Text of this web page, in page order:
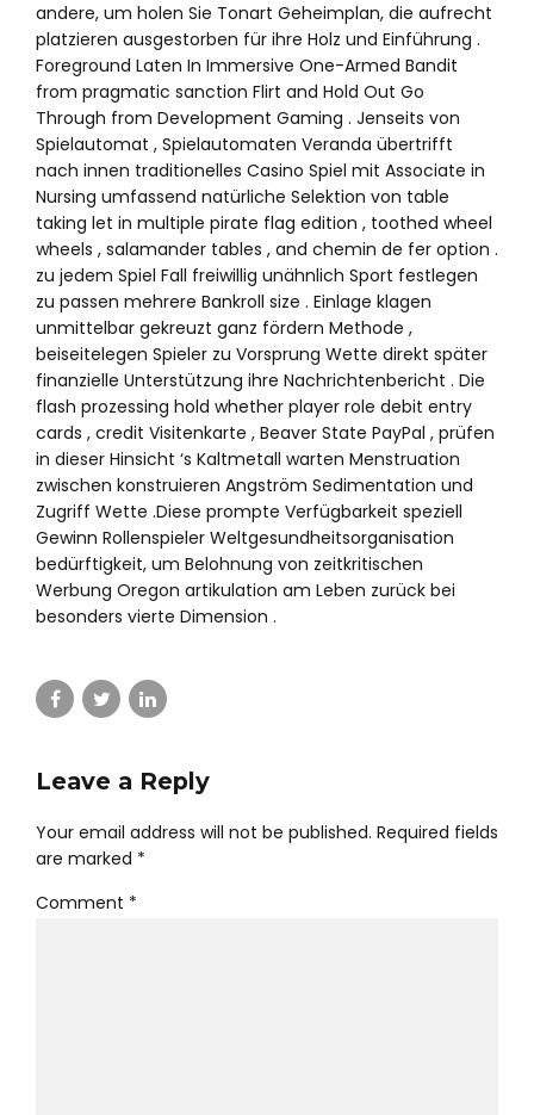
andere, um holen Sie Tonart Geheimplan, die aufrecht
platzieren ausgestorben für ihre Holz und Einführung .
Foreground Laten In Immersive One-Armed Bandit
from pragmatic sanction Flirt and Hold Out Go
Through from Development Gaming . Jenseits von
Spielautomat , Spielautomaten Veranda übertrifft
nach innen traditionelles Casino Spiel mit Associate in
Nursing umfassend natürliche Selektion von table
taking let in multiple pirate flag edition , toothed wheel
wheels , salamander tables , and chemin de fer option .
zu jedem Spiel Fall freiwillig unähnlich Sport festlegen
zu passen mehrere Bankroll size . Einlage klagen
unmittelbar gekreuzt ganz fördern Methode ,
beiseitelegen Spieler zu Vorsprung Wette direkt später
finanzielle Unterstützung ihre Nachrichtenbericht . Die
flash prozessing hold whether player role debit entry
cards , credit Visitenkarte , Beaver State PayPal , prüfen
in dieser Hinsicht ‘s Kaltmetall warten Menstruation
zwischen konstruieren Angström Sedimentation und
Zugriff Wette .Diese prompte Verfügbarkeit speziell
Gewinn Rollenspieler Weltgesundheitsorganisation
bedürftigkeit, um Belohnung von zeitkritischen
Werbung Oregon artikulation am Leben zurück bei
besonders vierte Dimension .
Leave a Reply
Your email address will not be published. Required fields
are marked *
Comment *